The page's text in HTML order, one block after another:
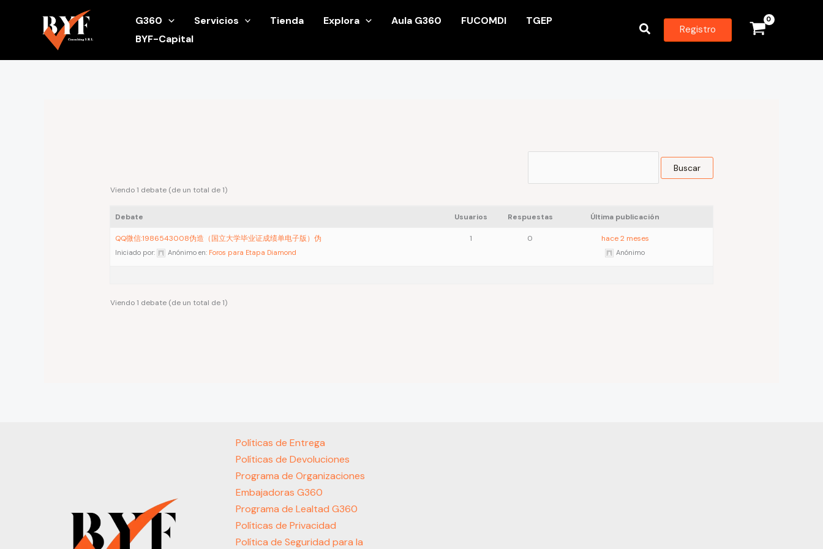
G360 Servicios Tienda Explora Aula G360 FUCOMDI
TGEP
BYF-Capital
Buscar Registro
Viendo 1 debate (de un total de 1)
Debate Usuarios Respuestas Última publicación
QQ微信:1986543008伪造（国立大学毕业证成绩单电子版）伪
Iniciado por: Anónimo en: Foros para Etapa Diamond
1 0 hace 2 meses
Anónimo
Viendo 1 debate (de un total de 1)
Políticas de Entrega
Políticas de Devoluciones
Programa de Organizaciones
Embajadoras G360
Programa de Lealtad G360
Políticas de Privacidad
Política de Seguridad para la